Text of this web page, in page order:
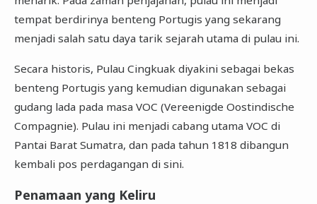
tempat berdirinya benteng Portugis yang sekarang
menjadi salah satu daya tarik sejarah utama di pulau ini.
Secara historis, Pulau Cingkuak diyakini sebagai bekas
benteng Portugis yang kemudian digunakan sebagai
gudang lada pada masa VOC (Vereenigde Oostindische
Compagnie). Pulau ini menjadi cabang utama VOC di
Pantai Barat Sumatra, dan pada tahun 1818 dibangun
kembali pos perdagangan di sini.
Penamaan yang Keliru